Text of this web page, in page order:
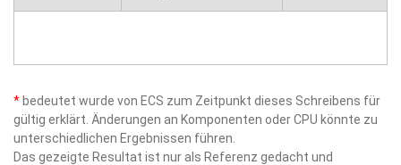
* bedeutet wurde von ECS zum Zeitpunkt dieses Schreibens für
gültig erklärt. Änderungen an Komponenten oder CPU könnte zu
unterschiedlichen Ergebnissen führen.
Das gezeigte Resultat ist nur als Referenz gedacht und